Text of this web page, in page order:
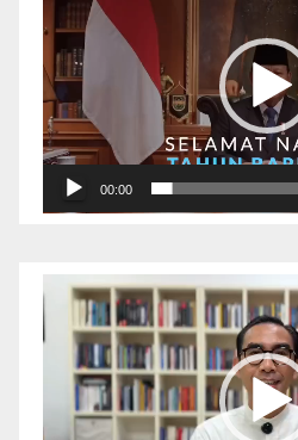
Video
00:00
Pemutar
Video